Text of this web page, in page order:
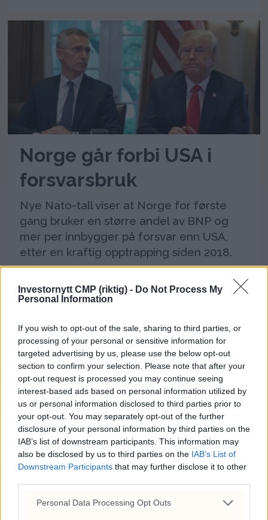
Investornytt CMP (riktig) - Do Not Process My
Personal Information
If you wish to opt-out of the sale, sharing to third parties, or
processing of your personal or sensitive information for
targeted advertising by us, please use the below opt-out
section to confirm your selection. Please note that after your
opt-out request is processed you may continue seeing
interest-based ads based on personal information utilized by
us or personal information disclosed to third parties prior to
your opt-out. You may separately opt-out of the further
disclosure of your personal information by third parties on the
IAB’s list of downstream participants. This information may
also be disclosed by us to third parties on the IAB’s List of
Downstream Participants that may further disclose it to other
Personal Data Processing Opt Outs
Norge går forbi USA i
forsvarsbruk
Nye Nato-tall viser at Norge for første
gang bruker en større andel av BNP og
mer per innbygger på forsvar enn USA,
etter en kraftig opptrapping siden 2018.
Nato-allierte vil ikke
delta i USAs blokade i
Hormuzstredet
blokkere skipstrafikk til og fra Iran. Søndag